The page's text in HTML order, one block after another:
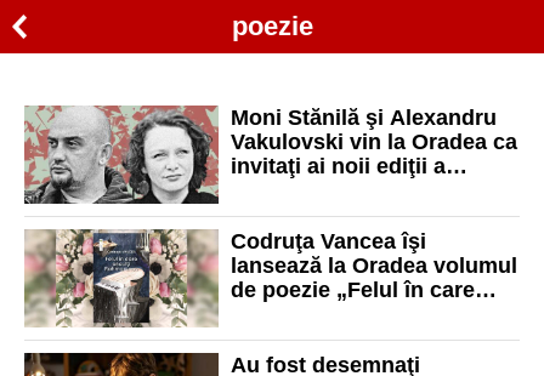
poezie
Moni Stănilă şi Alexandru
Vakulovski vin la Oradea ca
invitaţi ai noii ediţii a
Codruţa Vancea îşi
lansează la Oradea volumul
de poezie „Felul în care
Au fost desemnaţi